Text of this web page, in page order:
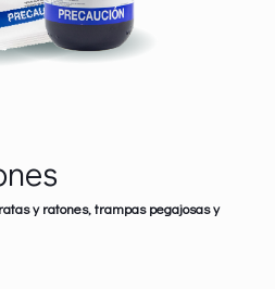
y ratones, trampas pegajosas y